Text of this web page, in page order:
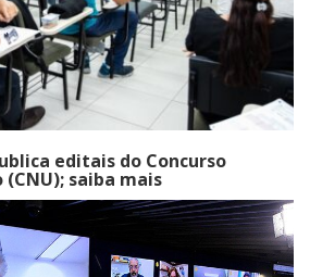
editais do Concurso
saiba mais